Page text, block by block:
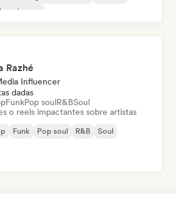
Razhé
Influencer
dadas
FunkPop soulR&BSoul
o reels impactantes sobre artistas
Funk Pop soul R&B
Soul